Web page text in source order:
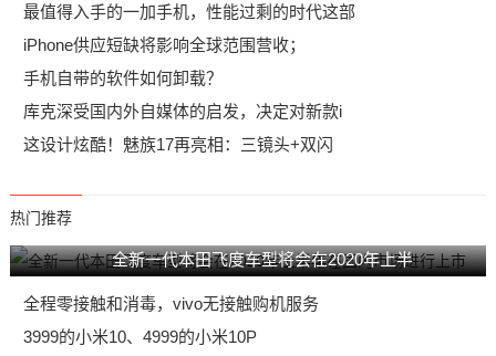
最值得入手的一加手机，性能过剩的时代这部
iPhone供应短缺将影响全球范围营收；
手机自带的软件如何卸载？
库克深受国内外自媒体的启发，决定对新款i
这设计炫酷！魅族17再亮相：三镜头+双闪
热门推荐
全新一代本田飞度车型将会在2020年上半
全程零接触和消毒，vivo无接触购机服务
3999的小米10、4999的小米10P